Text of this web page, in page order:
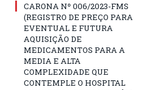
CARONA Nº 006/2023-FMS
(REGISTRO DE PREÇO PARA
EVENTUAL E FUTURA
AQUISIÇÃO DE
MEDICAMENTOS PARA A
MEDIA E ALTA
COMPLEXIDADE QUE
CONTEMPLE O HOSPITAL